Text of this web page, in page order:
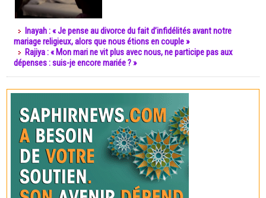
Inayah : « Je pense au divorce du fait d’infidélités avant notre
mariage religieux, alors que nous étions en couple »
Rajiya : « Mon mari ne vit plus avec nous, ne participe pas aux
dépenses : suis-je encore mariée ? »